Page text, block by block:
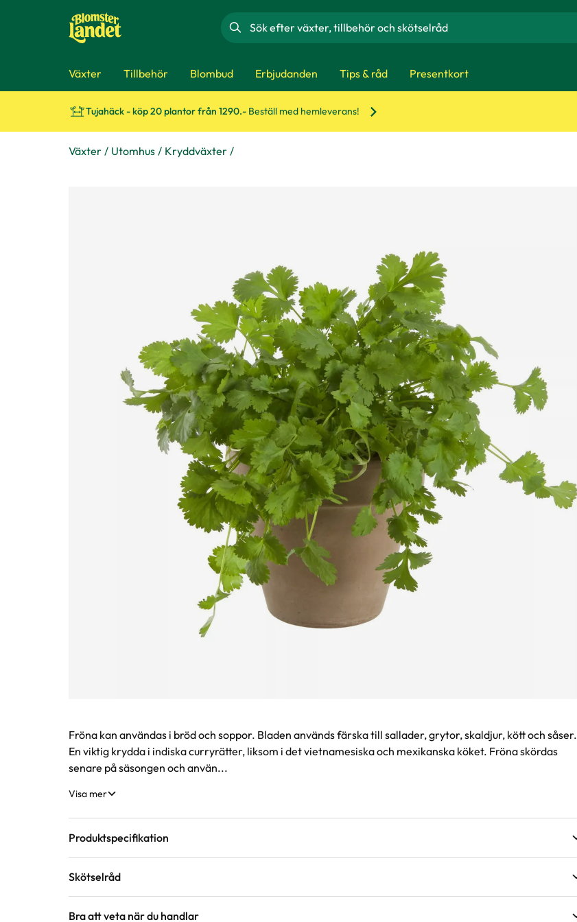
Sök
Växter Tillbehör Blombud Erbjudanden Tips & råd Presentkort
Tujahäck - köp 20 plantor från 1290.- Beställ med hemleverans!
Växter Utomhus Kryddväxter
Produktinformation
Fröna kan användas i bröd och soppor. Bladen används färska till sallader, grytor, skaldjur, kött och såser.
En viktig krydda i indiska curryrätter, liksom i det vietnamesiska och mexikanska köket. Fröna skördas
senare på säsongen och använ...
Visa mer
Produktspecifikation
Krukstorlek
Skötselråd
Bra att veta när du handlar